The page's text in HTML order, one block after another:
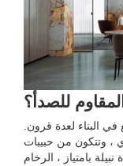
للصدأ؟
البناء لعدة قرون.
، وتتكون من حبيبات
بامتياز ، الرخام